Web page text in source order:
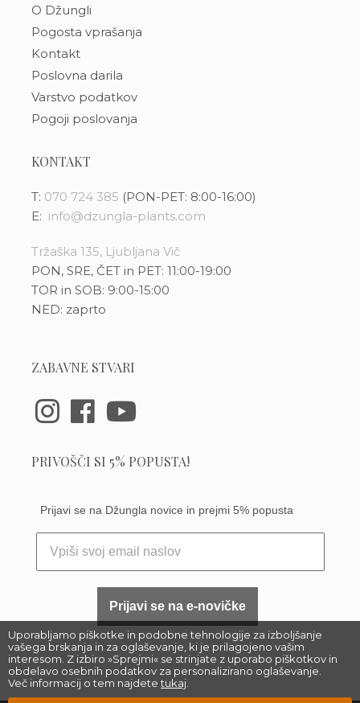
Uporabljamo piškotke in podobne tehnologije za izboljšanje
vašega brskanja in za oglaševanje, ki je prilagojeno vašim
interesom. Z izbiro »Sprejmi« se strinjate z uporabo piškotkov in
obdelavo osebnih podatkov za personalizirano oglaševanje.
Več informacij o tem najdetetukaj
O Džungli
Pogosta vprašanja
Kontakt
Poslovna darila
Varstvo podatkov
Pogoji poslovanja
KONTAKT
T: 070 724 385 (PON-PET: 8:00-16:00)
E: info@dzungla-plants.com
Tržaška 135, Ljubljana Vič
PON, SRE, ČET in PET: 11:00-19:00
TOR in SOB: 9:00-15:00
NED: zaprto
ZABAVNE STVARI
PRIVOŠČI SI 5% POPUSTA!
Prijavi se na Džungla novice in prejmi 5% popusta
Prijavi se na e-novičke